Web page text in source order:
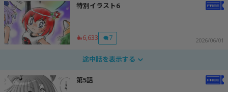
特別イラスト6
6,633 7 2026/06/01
途中話を表示する
第5話